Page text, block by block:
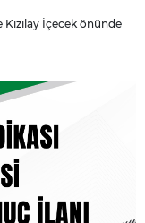
Kızılay İçecek önünde